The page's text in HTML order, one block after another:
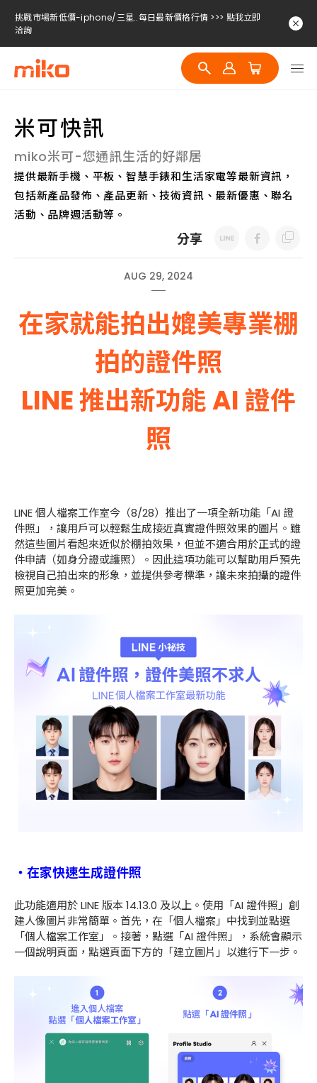
挑戰市場新低價-iphone/三星..每日最新價格行情 >>> 點我立即
洽詢
挑戰市場新低價-iphone/三星..每日最新價格行情 >>> 點我立即
洽詢
挑戰市場新低價-iphone/三星..每日最新價格行情 >>> 點我立即
米可快訊
miko米可-您通訊生活的好鄰居
提供最新手機、平板、智慧手錶和生活家電等最新資訊，
包括新產品發佈、產品更新、技術資訊、最新優惠、聯名
活動、品牌週活動等。
分享
AUG 29, 2024
在家就能拍出媲美專業棚
拍的證件照
LINE 推出新功能 AI 證件
照
LINE 個人檔案工作室今（8/28）推出了一項全新功能「AI 證
件照」，讓用戶可以輕鬆生成接近真實證件照效果的圖片。雖
然這些圖片看起來近似於棚拍效果，但並不適合用於正式的證
件申請（如身分證或護照）。因此這項功能可以幫助用戶預先
檢視自己拍出來的形象，並提供參考標準，讓未來拍攝的證件
照更加完美。
・在家快速生成證件照
此功能適用於 LINE 版本 14.13.0 及以上。使用「AI 證件照」創
建人像圖片非常簡單。首先，在「個人檔案」中找到並點選
「個人檔案工作室」。接著，點選「AI 證件照」，系統會顯示
一個說明頁面，點選頁面下方的「建立圖片」以進行下一步。